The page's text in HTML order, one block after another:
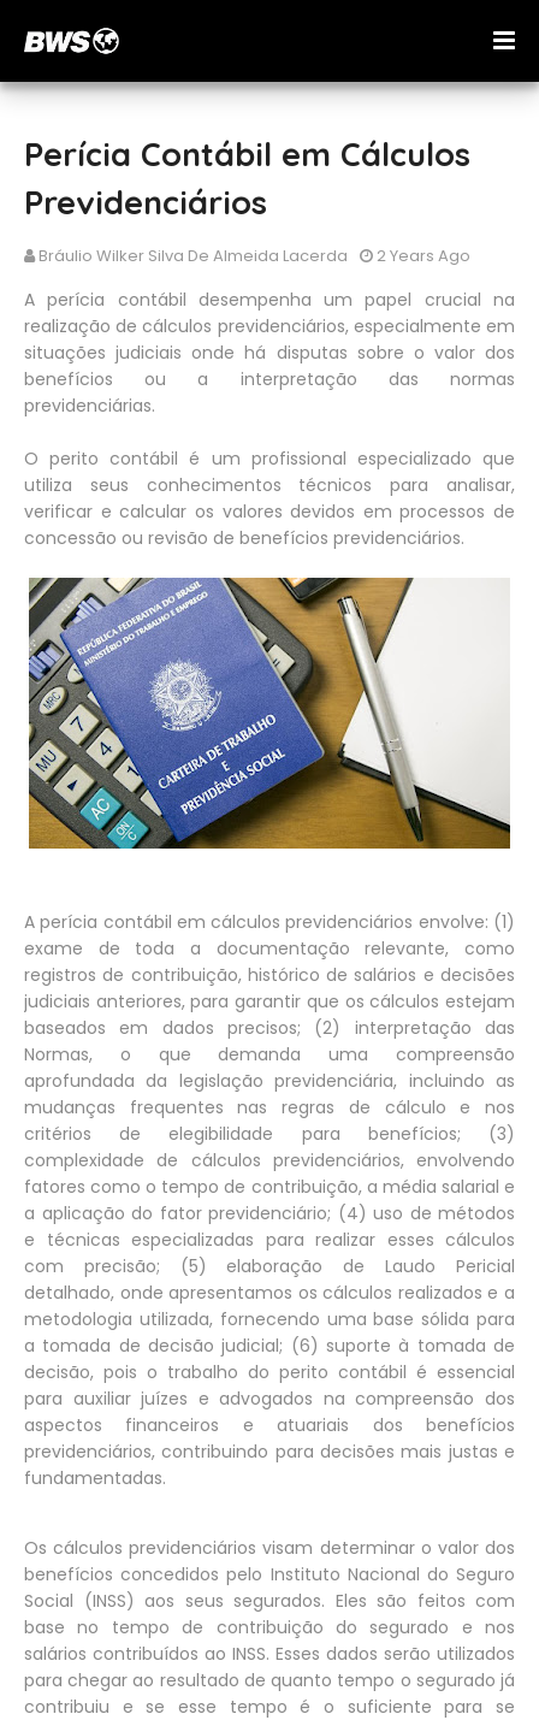
Perícia Contábil em Cálculos
Previdenciários
Bráulio Wilker Silva De Almeida Lacerda 2 Years Ago
A perícia contábil desempenha um papel crucial na
realização de cálculos previdenciários, especialmente em
situações judiciais onde há disputas sobre o valor dos
benefícios ou a interpretação das normas
previdenciárias.
O perito contábil é um profissional especializado que
utiliza seus conhecimentos técnicos para analisar,
verificar e calcular os valores devidos em processos de
concessão ou revisão de benefícios previdenciários.
A perícia contábil em cálculos previdenciários envolve: (1)
exame de toda a documentação relevante, como
registros de contribuição, histórico de salários e decisões
judiciais anteriores, para garantir que os cálculos estejam
baseados em dados precisos; (2) interpretação das
Normas, o que demanda uma compreensão
aprofundada da legislação previdenciária, incluindo as
mudanças frequentes nas regras de cálculo e nos
critérios de elegibilidade para benefícios; (3)
complexidade de cálculos previdenciários, envolvendo
fatores como o tempo de contribuição, a média salarial e
a aplicação do fator previdenciário; (4) uso de métodos
e técnicas especializadas para realizar esses cálculos
com precisão; (5) elaboração de Laudo Pericial
detalhado, onde apresentamos os cálculos realizados e a
metodologia utilizada, fornecendo uma base sólida para
a tomada de decisão judicial; (6) suporte à tomada de
decisão, pois o trabalho do perito contábil é essencial
para auxiliar juízes e advogados na compreensão dos
aspectos financeiros e atuariais dos benefícios
previdenciários, contribuindo para decisões mais justas e
fundamentadas.
Os cálculos previdenciários visam determinar o valor dos
benefícios concedidos pelo Instituto Nacional do Seguro
Social (INSS) aos seus segurados. Eles são feitos com
base no tempo de contribuição do segurado e nos
salários contribuídos ao INSS. Esses dados serão utilizados
para chegar ao resultado de quanto tempo o segurado já
contribuiu e se esse tempo é o suficiente para se